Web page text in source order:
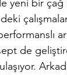
yeni bir çağ
de